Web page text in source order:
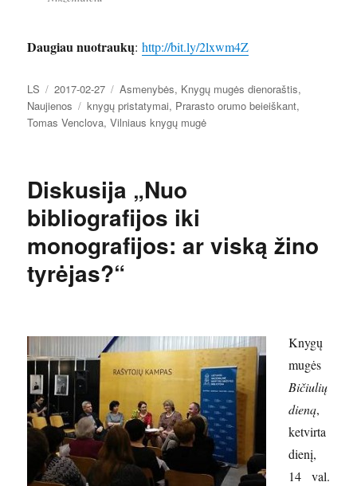
Daugiau nuotraukų:http://bit.ly/2lxwm4Z
Autorius
LS Paskelbta
2017-02-27 Kategorijos
Asmenybės, Knygų mugės dienoraštis,
Naujienos
Žymos
knygų pristatymai, Prarasto orumo beieiškant,
Tomas Venclova,Vilniaus knygų mugė
Diskusija „Nuo
bibliografijos iki
monografijos: ar viską žino
tyrėjas?“
Knygų
mugės
Bičiulių
dieną,
ketvirta
dienį,
14 val.